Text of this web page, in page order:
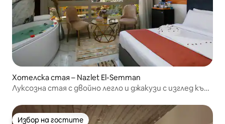
Хотелска стая – Nazlet El-Semman
Луксозна стая с двойно легло и джакузи с изглед към
Избор на гостите